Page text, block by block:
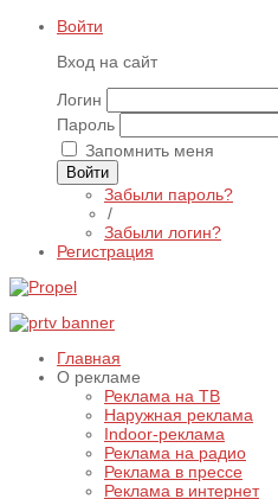
Войти
Вход на сайт
Логин
Пароль
Запомнить меня
Войти
Забыли пароль?
/
Забыли логин?
Регистрация
Главная
О рекламе
Реклама на ТВ
Наружная реклама
Indoor-реклама
Реклама на радио
Реклама в прессе
Реклама в интернет